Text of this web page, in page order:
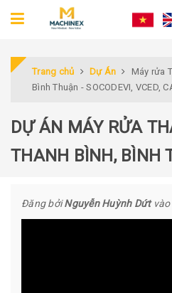
Trang chủ Dự Án
Máy rửa
Bình Thuận - SOCODEVI, VCED,
DỰ ÁN MÁY RỬA
THANH BÌNH, BÌNH
Đăng bởiNguyễn Huỳnh Dứtvào